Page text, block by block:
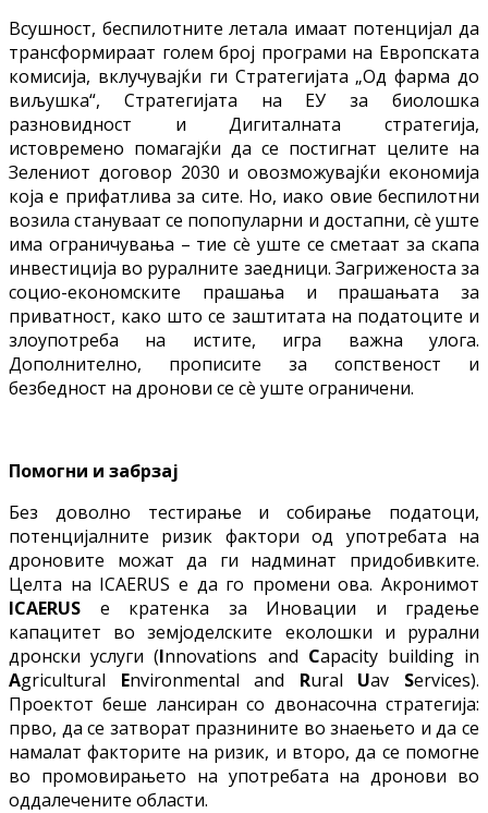
Всушност, беспилотните летала имаат потенцијал да
трансформираат голем број програми на Европската
комисија, вклучувајќи ги Стратегијата „Од фарма до
виљушка“, Стратегијата на ЕУ за биолошка
разновидност и Дигиталната стратегија,
истовремено помагајќи да се постигнат целите на
Зелениот договор 2030 и овозможувајќи економија
која е прифатлива за сите. Но, иако овие беспилотни
возила стануваат се попопуларни и достапни, сè уште
има ограничувања – тие сè уште се сметаат за скапа
инвестиција во руралните заедници. Загриженоста за
социо-економските прашања и прашањата за
приватност, како што се заштитата на податоците и
злоупотреба на истите, игра важна улога.
Дополнително, прописите за сопственост и
безбедност на дронови се сè уште ограничени.
Помогни и забрзај
Без доволно тестирање и собирање податоци,
потенцијалните ризик фактори од употребата на
дроновите можат да ги надминат придобивките.
Целта на ICAERUS е да го промени ова. Акронимот
ICAERUS е кратенка за Иновации и градење
капацитет во земјоделските еколошки и рурални
дронски услуги (Innovations and Capacity building in
Agricultural Environmental and Rural Uav Services).
Проектот беше лансиран со двонасочна стратегија:
прво, да се затворат празнините во знаењето и да се
намалат факторите на ризик, и второ, да се помогне
во промовирањето на употребата на дронови во
оддалечените области.